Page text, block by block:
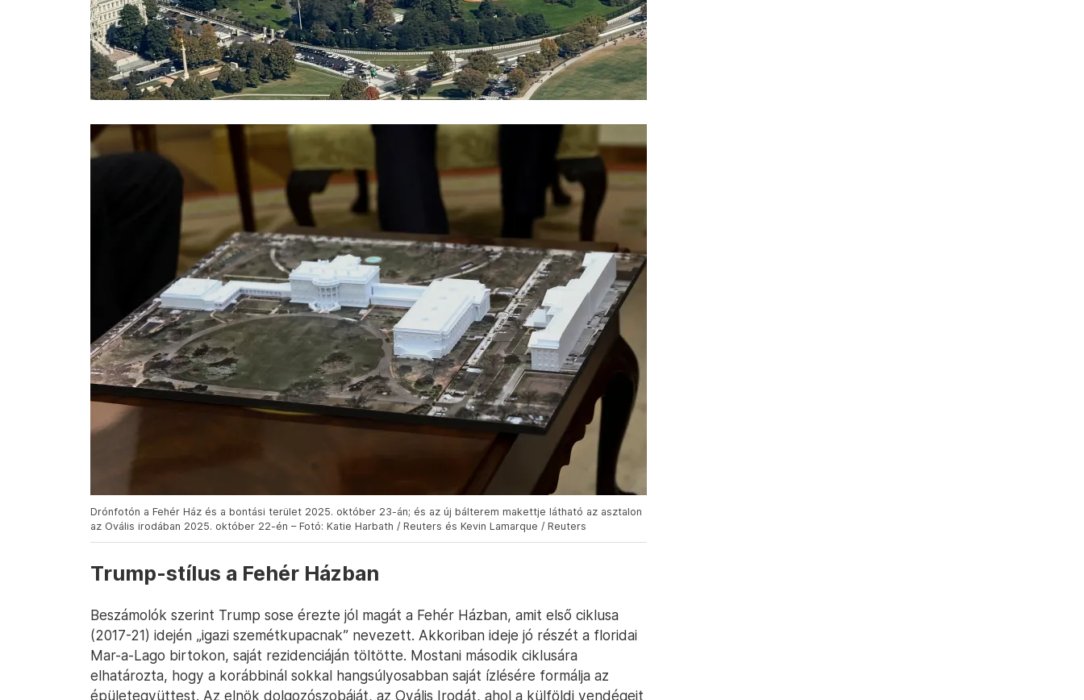
Drónfotón a Fehér Ház és a bontási terület 2025. október 23-án; és az új bálterem makettje látható az asztalon
az Ovális irodában 2025. október 22-én – Fotó: Katie Harbath / Reuters és Kevin Lamarque / Reuters
Trump-stílus a Fehér Házban
Beszámolók szerint Trump sose érezte jól magát a Fehér Házban, amit első ciklusa
(2017-21) idején „igazi szemétkupacnak” nevezett. Akkoriban ideje jó részét a floridai
Mar-a-Lago birtokon, saját rezidenciáján töltötte. Mostani második ciklusára
elhatározta, hogy a korábbinál sokkal hangsúlyosabban saját ízlésére formálja az
épületegyüttest. Az elnök dolgozószobáját, az Ovális Irodát, ahol a külföldi vendégeit